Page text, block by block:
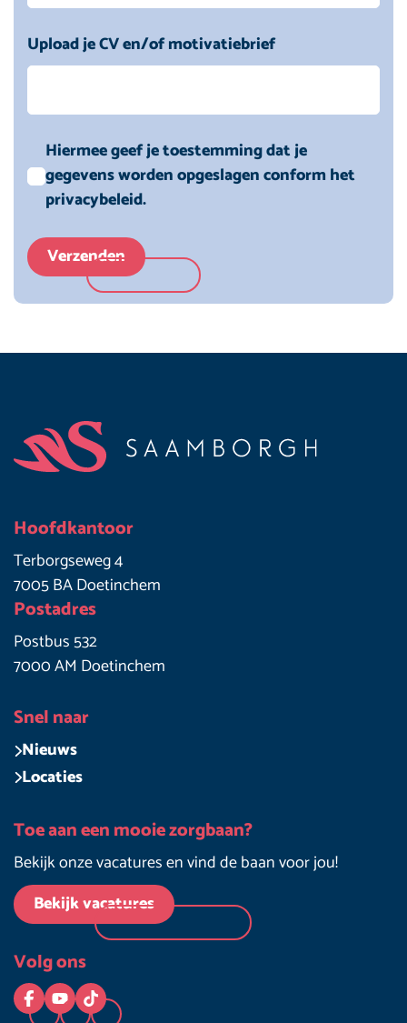
Upload je CV en/of motivatiebrief
Hiermee geef je toestemming dat je
gegevens worden opgeslagen conform het
privacybeleid.
Verzenden
Hoofdkantoor
Terborgseweg 4
7005 BA Doetinchem
Postadres
Postbus 532
7000 AM Doetinchem
Snel naar
Nieuws
Locaties
Toe aan een mooie zorgbaan?
Bekijk onze vacatures en vind de baan voor jou!
Bekijk vacatures
Volg ons
Logo Facebook
Logo YouTube
Logo TikTok